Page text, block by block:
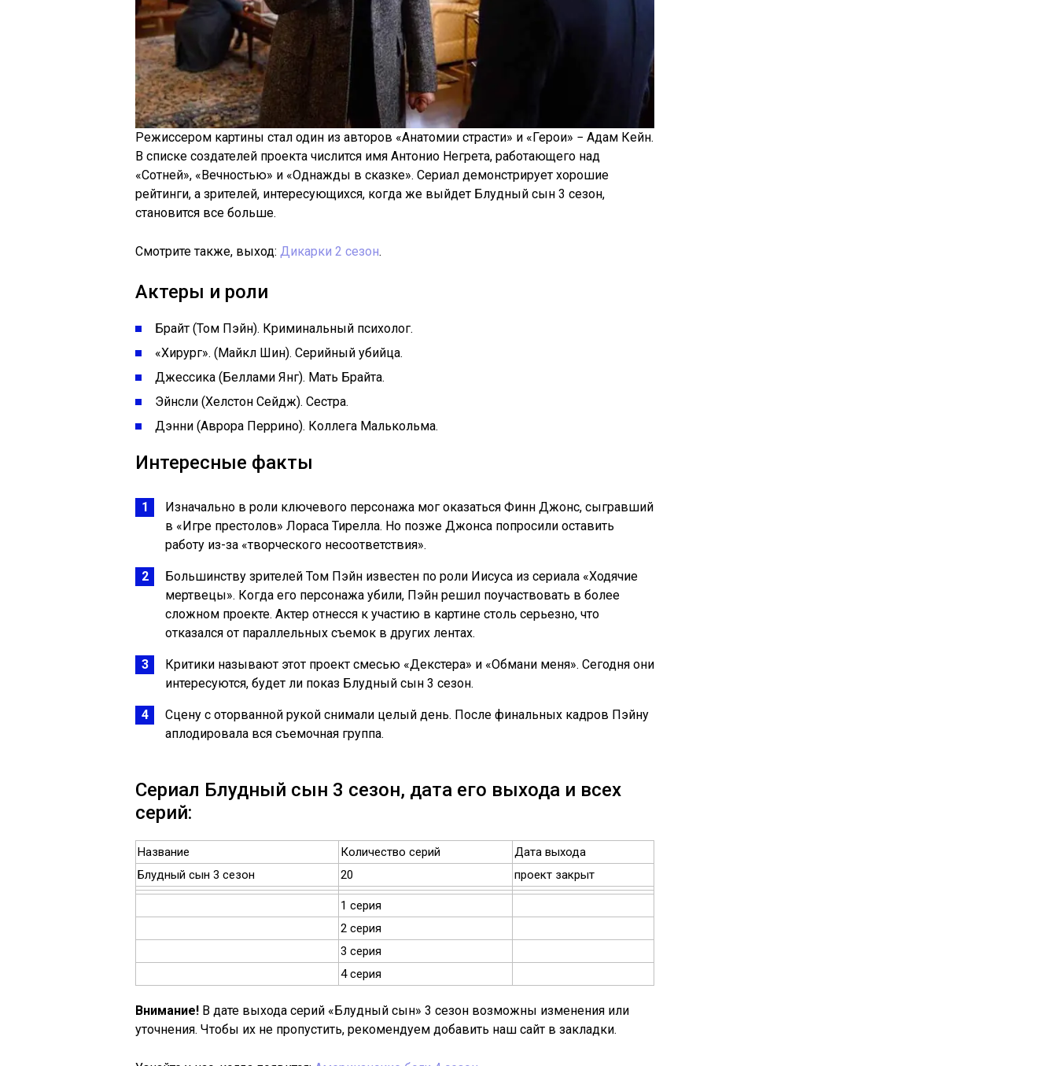
Режиссером картины стал один из авторов «Анатомии страсти» и «Герои» − Адам Кейн.
В списке создателей проекта числится имя Антонио Негрета, работающего над
«Сотней», «Вечностью» и «Однажды в сказке». Сериал демонстрирует хорошие
рейтинги, а зрителей, интересующихся, когда же выйдет Блудный сын 3 сезон,
становится все больше.
Смотрите также, выход: Дикарки 2 сезон.
Актеры и роли
Брайт (Том Пэйн). Криминальный психолог.
«Хирург». (Майкл Шин). Серийный убийца.
Джессика (Беллами Янг). Мать Брайта.
Эйнсли (Хелстон Сейдж). Сестра.
Дэнни (Аврора Перрино). Коллега Малькольма.
Интересные факты
Изначально в роли ключевого персонажа мог оказаться Финн Джонс, сыгравший
в «Игре престолов» Лораса Тирелла. Но позже Джонса попросили оставить
работу из-за «творческого несоответствия».
Большинству зрителей Том Пэйн известен по роли Иисуса из сериала «Ходячие
мертвецы». Когда его персонажа убили, Пэйн решил поучаствовать в более
сложном проекте. Актер отнесся к участию в картине столь серьезно, что
отказался от параллельных съемок в других лентах.
Критики называют этот проект смесью «Декстера» и «Обмани меня». Сегодня они
интересуются, будет ли показ Блудный сын 3 сезон.
Сцену с оторванной рукой снимали целый день. После финальных кадров Пэйну
аплодировала вся съемочная группа.
Сериал Блудный сын 3 сезон, дата его выхода и всех
серий:
Название Количество серий
Дата выхода
Блудный сын 3 сезон
20 проект закрыт
1 серия
2 серия
3 серия
4 серия
Внимание! В дате выхода серий «Блудный сын» 3 сезон возможны изменения или
уточнения. Чтобы их не пропустить, рекомендуем добавить наш сайт в закладки.